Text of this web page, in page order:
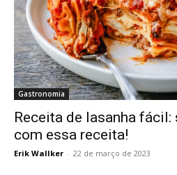
Gastronomia
Receita de lasanha fácil:
com essa receita!
Erik Wallker - 22 de março de 2023